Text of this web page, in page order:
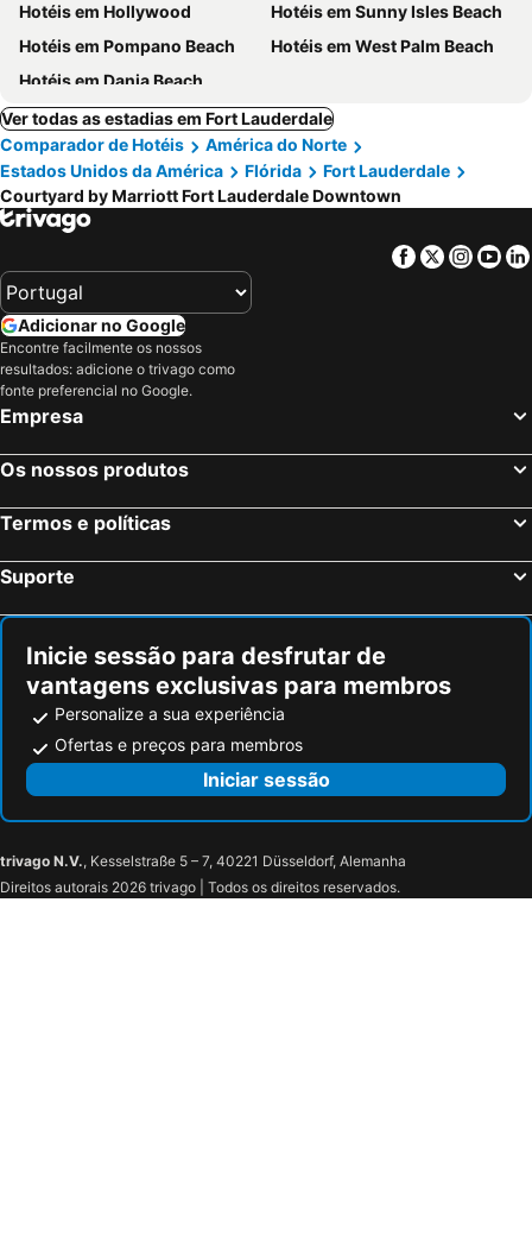
Hotéis em Hollywood
Hotéis em Sunny Isles Beach
Hotéis em Pompano Beach
Hotéis em West Palm Beach
Hotéis em Dania Beach
Ver todas as estadias em Fort Lauderdale
Comparador de Hotéis
América do Norte
Estados Unidos da América
Flórida
Fort Lauderdale
Courtyard by Marriott Fort Lauderdale Downtown
Facebook
Twitter
Adicionar no Google
Encontre facilmente os nossos
resultados: adicione o trivago como
fonte preferencial no Google.
Empresa
Os nossos produtos
Termos e políticas
Suporte
Inicie sessão para desfrutar de
vantagens exclusivas para membros
Personalize a sua experiência
Ofertas e preços para membros
Iniciar sessão
trivago N.V., Kesselstraße 5 – 7, 40221 Düsseldorf, Alemanha
Direitos autorais 2026 trivago | Todos os direitos reservados.